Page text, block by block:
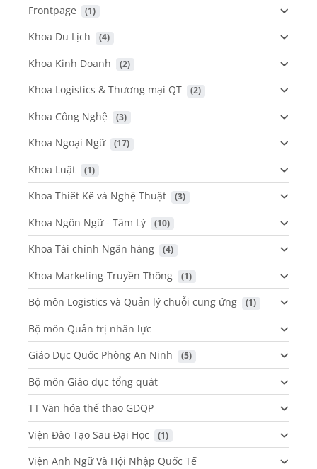
Frontpage (1)
Khoa Du Lịch (4)
Khoa Kinh Doanh (2)
Khoa Logistics & Thương mại QT (2)
Khoa Công Nghệ (3)
Khoa Ngoại Ngữ (17)
Khoa Luật (1)
Khoa Thiết Kế và Nghệ Thuật (3)
Khoa Ngôn Ngữ - Tâm Lý (10)
Khoa Tài chính Ngân hàng (4)
Khoa Marketing-Truyền Thông (1)
Bộ môn Logistics và Quản lý chuỗi cung ứng (1)
Bộ môn Quản trị nhân lực
Giáo Dục Quốc Phòng An Ninh
(5)
Bộ môn Giáo dục tổng quát
TT Văn hóa thể thao GDQP
Viện Đào Tạo Sau Đại Học
(1)
Viện Anh Ngữ Và Hội Nhập Quốc Tế